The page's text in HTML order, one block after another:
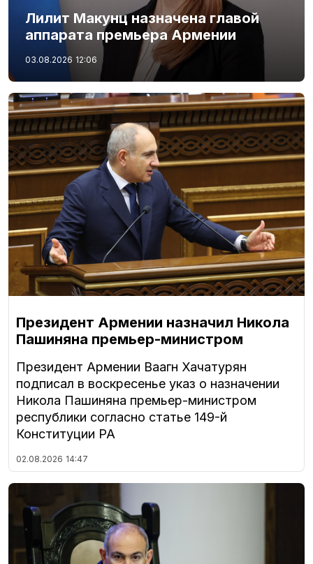
Лилит Макунц назначена главой
аппарата премьера Армении
03.08.2026 12:06
Президент Армении назначил Никола
Пашиняна премьер-министром
Президент Армении Ваагн Хачатурян
подписал в воскресенье указ о назначении
Никола Пашиняна премьер-министром
республики согласно статье 149-й
Конституции РА
02.08.2026 14:47